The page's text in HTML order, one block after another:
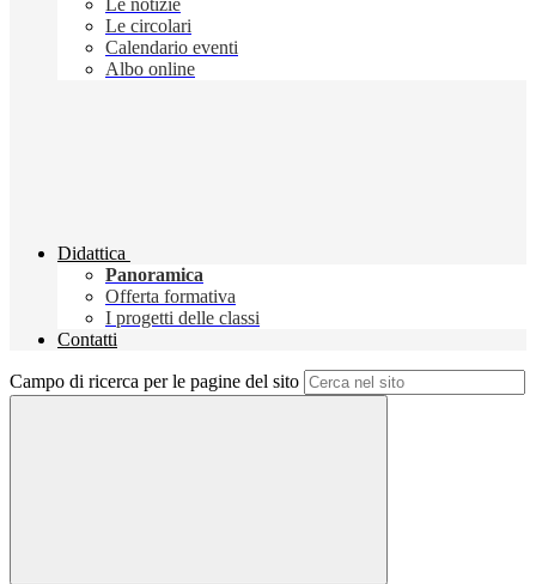
Le notizie
Le circolari
Calendario eventi
Albo online
Didattica
Panoramica
Offerta formativa
I progetti delle classi
Contatti
Campo di ricerca per le pagine del sito